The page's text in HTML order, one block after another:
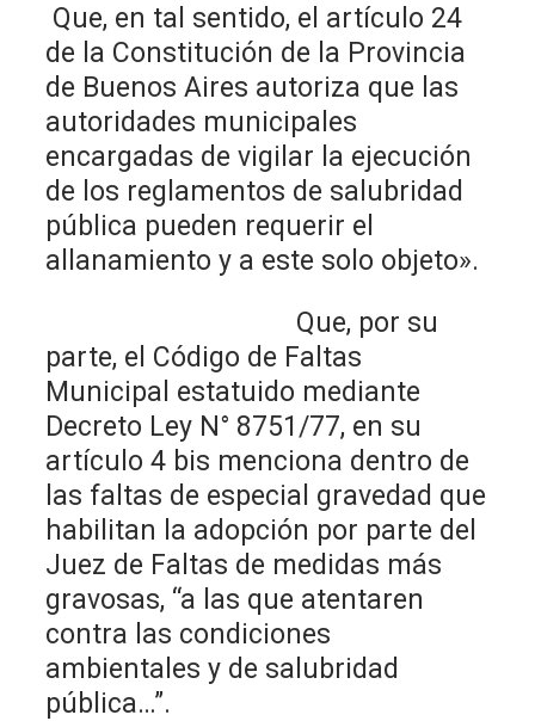
Que, en tal sentido, el artículo 24
de la Constitución de la Provincia
de Buenos Aires autoriza que las
autoridades municipales
encargadas de vigilar la ejecución
de los reglamentos de salubridad
pública pueden requerir el
allanamiento y a este solo objeto».
Que, por su
parte, el Código de Faltas
Municipal estatuido mediante
Decreto Ley N° 8751/77, en su
artículo 4 bis menciona dentro de
las faltas de especial gravedad que
habilitan la adopción por parte del
Juez de Faltas de medidas más
gravosas, “a las que atentaren
contra las condiciones
ambientales y de salubridad
pública…”.